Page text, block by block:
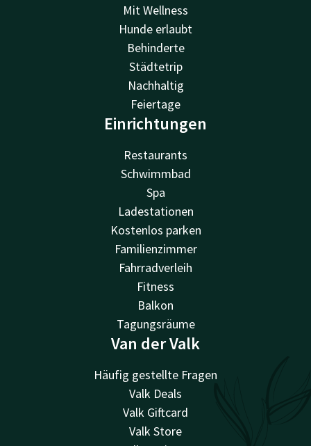
Mit Wellness
Hunde erlaubt
Behinderte
Städtetrip
Nachhaltig
Feiertage
Einrichtungen
Restaurants
Schwimmbad
Spa
Ladestationen
Kostenlos parken
Familienzimmer
Fahrradverleih
Fitness
Balkon
Tagungsräume
Van der Valk
Häufig gestellte Fragen
Valk Deals
Valk Giftcard
Valk Store